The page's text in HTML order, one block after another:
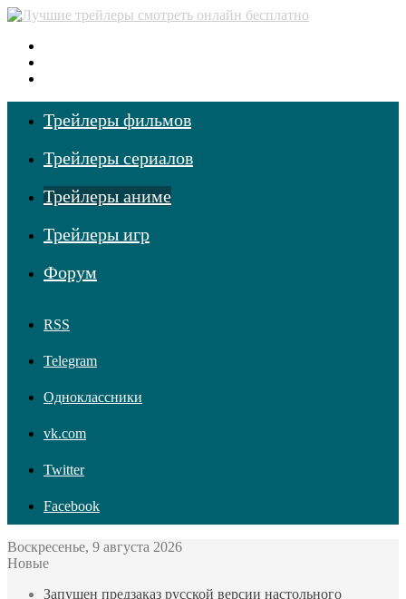
Трейлеры фильмов
Трейлеры сериалов
Трейлеры аниме
Трейлеры игр
Форум
RSS
Telegram
Одноклассники
vk.com
Twitter
Facebook
Воскресенье, 9 августа 2026
Новые
Запущен предзаказ русской версии настольного